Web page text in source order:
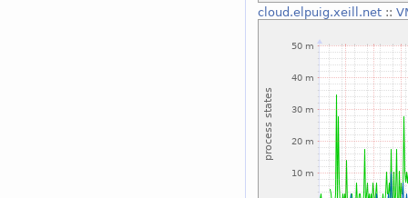
cloud.elpuig.xeill.net::